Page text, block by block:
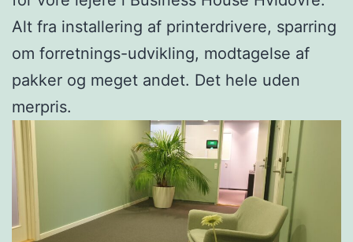
Alt fra installering af printerdrivere, sparring
om forretnings-udvikling, modtagelse af
pakker og meget andet. Det hele uden
merpris.